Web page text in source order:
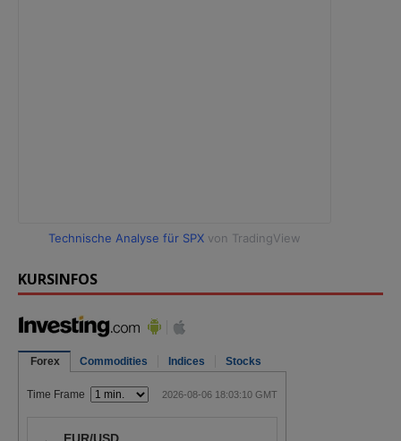
Technische Analyse für SPX von TradingView
KURSINFOS